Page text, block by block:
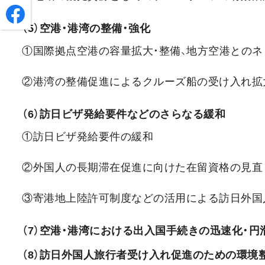
（5）空港・港湾の整備・強化
①国際拠点空港の容量拡大・整備、地方空港との
②港湾の整備促進によるクルーズ船の受け入れ拡
（6）訪日ビザ発給要件などのさらなる緩和
①訪日ビザ発給要件の緩和
②外国人の長期滞在促進に向けた在留資格の見直
③寄港地上陸許可制度などの活用による訪日外
（7）空港・港湾における出入国手続きの迅速化・円
（8）訪日外国人旅行者受け入れ促進のための環境